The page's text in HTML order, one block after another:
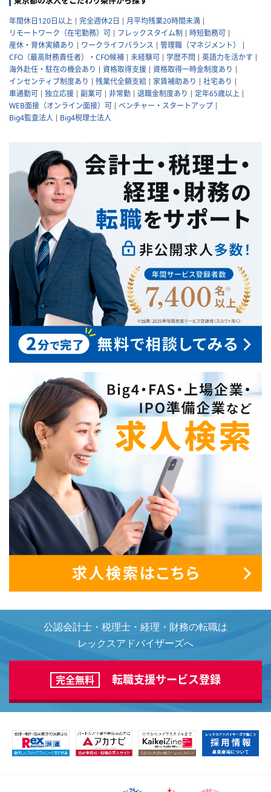
年間休日120日以上 完全週休2日
月平均残業20時間未満
リモートワーク（在宅勤務）可
フレックスタイム制
時短勤務可
産休・育休実績あり
ワークライフバランス
管理職（マネジメント）
CFO（最高財務責任者）・CFO候補
未経験可 学歴不問
英語力を活かす
海外赴任・駐在の機会あり
資格取得支援
資格取得一時金制度あり
インセンティブ制度あり
残業代全額支給 家賃補助あり
社宅あり
車通勤可
独立応援 副業可 非常勤 退職金制度あり
定年65歳以上
WEB面接（オンライン面接）可
ベンチャー・スタートアップ
Big4監査法人
Big4税理士法人
公認会計士・税理士・経理・財務の転職は
レックスアドバイザーズへ
完全無料 転職支援サービス登録